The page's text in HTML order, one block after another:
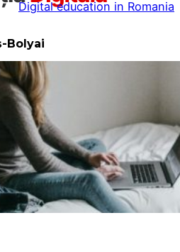
Digital education in Romania
Bolyai